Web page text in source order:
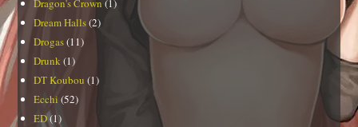
Dragon's Crown (1)
Dream Halls(2)
Drogas(11)
Drunk (1)
DT Koubou (1)
Ecchi(52)
ED(1)